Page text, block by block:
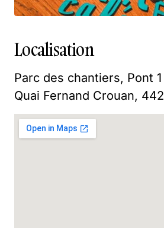
Localisation
Parc des chantiers, Pont
Quai Fernand Crouan,